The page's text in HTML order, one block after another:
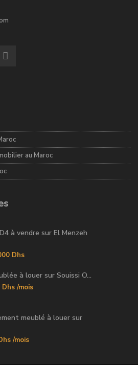
au Maroc
à vendre sur El Menzeh
Dhs
à louer sur Souissi O...
Dhs /mois
meublé à louer sur
/mois